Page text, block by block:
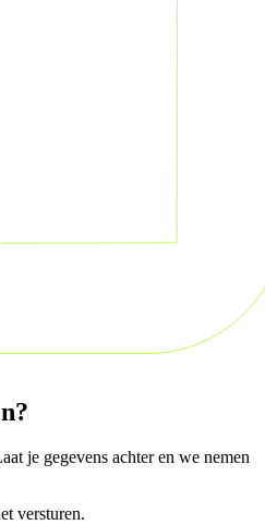
je gegevens achter en we nemen
versturen.